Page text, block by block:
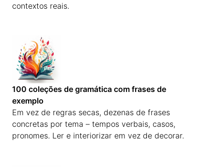
contextos reais.
100 coleções de gramática com frases de
exemplo
Em vez de regras secas, dezenas de frases
concretas por tema – tempos verbais, casos,
pronomes. Ler e interiorizar em vez de decorar.